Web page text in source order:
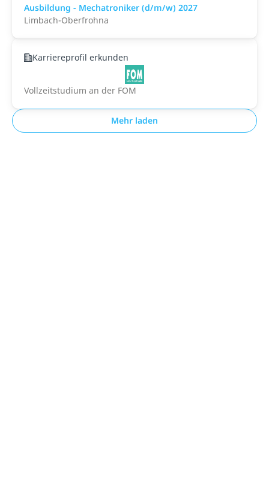
Ausbildung - Mechatroniker (d/m/w) 2027
Limbach-Oberfrohna
Karriereprofil erkunden
Vollzeitstudium an der FOM
Mehr laden